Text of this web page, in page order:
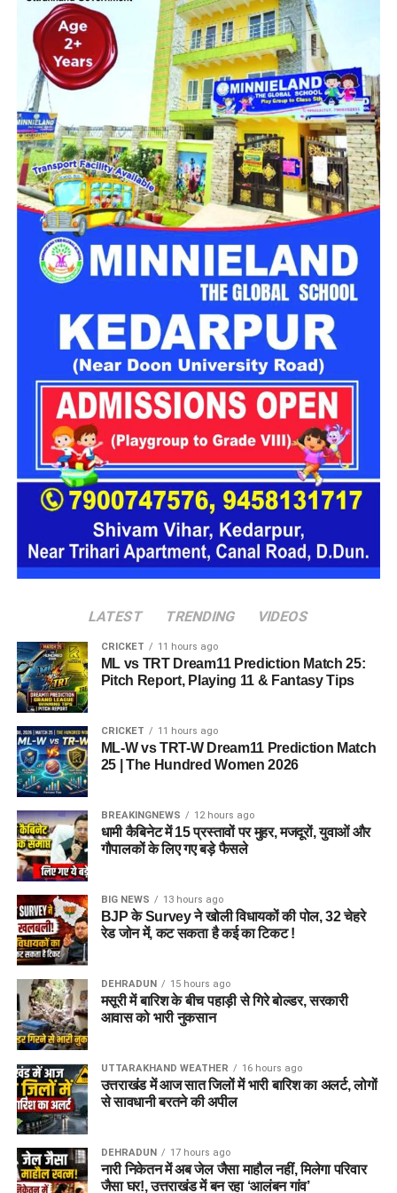
महिला सशक्तिकरण एवं बाल विकास विभाग की ओर से इसके लिए ‘आलंबन
गांव’ विकसित करने की योजना तैयार की जा रही है। इस योजना का उद्देश्य
नारी निकेतन में रहने वाली महिलाओं और बच्चों को सुरक्षित माहौल के साथ-
साथ घर जैसा अपनापन और स्वतंत्रता देना है।
उत्तराखंड में बन रहा ‘आलंबन गांव’
महिला सशक्तिकरण एवं बाल विकास विभागके निदेशक आईएएस बंशीलाल
राणा के मुताबिक, नारी निकेतन में आने वाली कई महिलाएं और बच्चे खुद को
एक बंद संस्थान या जेल जैसी जगह पर महसूस करते हैं। यही वजह है कि
कई बार बच्चे वहां से निकलने या भागने की कोशिश तक करने लगते हैं।
इसी समस्या को ध्यान में रखते हुए विभाग अब ऐसा इंफ्रास्ट्रक्चर तैयार
करने की दिशा में काम कर रहा है, जहां रहने वाले लोगों को संस्थागत माहौल
के बजाय परिवार जैसा वातावरण मिल सके।
16 घरों में मिलेगा परिवार जैसा माहौल
प्रस्तावित आलंबन गांव में कॉटेज और छोटे घर विकसित किए जाएंगे। यहां
एक परिवार की तर्ज पर लोगों को रखा जाएगा। योजना के मुताबिक, एक
यूनिट में करीब दो महिलाएं, चार बच्चे और एक किशोरी को शामिल किया
जाएगा। इस तरह उन्हें एक परिवार की तरह साथ रहने का अवसर मिलेगा।
हर यूनिट में अलग किचन जैसी सुविधाएं भी होंगी, ताकि वहां रहने वाली
महिलाओं और बच्चों को रोजमर्रा के जीवन में ज्यादा स्वतंत्रता और जिम्मेदारी
का अनुभव हो सके। प्रस्तावित परिसर में कुल 16 घर विकसित किए
जाएंगे, जिनमें करीब 88 लोगों के रहने की व्यवस्था होगी।
जेल नहीं, रेजिडेंशियल कॉम्प्लेक्स जैसा
होगा माहौल
आलंबन गांव की सबसे खास बात यही होगी कि यहां रहने वाली महिलाओं
और बच्चों को यह महसूस न हो कि वे किसी जेल या बंद संस्थान में रह रहे
हैं। इसके बजाय पूरा परिसर एक रेजिडेंशियल कॉम्प्लेक्स की तरह विकसित
किया जाएगा, जहां सुरक्षा के साथ रहने, पढ़ाई, दैनिक जीवन और सामाजिक
विकास से जुड़ी सुविधाएं उपलब्ध होंगी।
परिसर को आधुनिक सुविधाओं से लैस करने की योजना है। यहां आंगनबाड़ी
केंद्र भी खोले जाएंगे। जरूरत पड़ने पर प्राथमिक विद्यालय की सुविधा भी
उपलब्ध कराई जा सकती है। इस पहल का मकसद सिर्फ महिलाओं और
बच्चों को रहने की जगह देना नहीं, बल्कि उन्हें ऐसा वातावरण उपलब्ध कराना
है, जहां वे खुद को सुरक्षित, सम्मानित और परिवार का हिस्सा महसूस कर
सकें।
LATEST TRENDING VIDEOS
CRICKET 11 hours ago
ML vs TRT Dream11 Prediction Match 25:
Pitch Report, Playing 11 & Fantasy Tips
CRICKET 11 hours ago
ML-W vs TRT-W Dream11 Prediction Match
25 | The Hundred Women 2026
BREAKINGNEWS 12 hours ago
धामी कैबिनेट में 15 प्रस्तावों पर मुहर, मजदूरों, युवाओं और
गौपालकों के लिए गए बड़े फैसले
BIG NEWS 13 hours ago
BJP के Survey ने खोली विधायकों की पोल, 32 चेहरे
रेड जोन में, कट सकता है कई का टिकट !
DEHRADUN 15 hours ago
मसूरी में बारिश के बीच पहाड़ी से गिरे बोल्डर, सरकारी
आवास को भारी नुकसान
UTTARAKHAND WEATHER 16 hours ago
उत्तराखंड में आज सात जिलों में भारी बारिश का अलर्ट, लोगों
से सावधानी बरतने की अपील
DEHRADUN 17 hours ago
नारी निकेतन में अब जेल जैसा माहौल नहीं, मिलेगा परिवार
जैसा घर!, उत्तराखंड में बन रहा ‘आलंबन गांव’